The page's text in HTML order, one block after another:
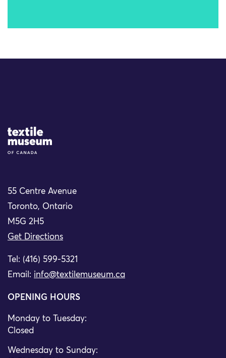
Site Logo
55 Centre Avenue
Toronto, Ontario
M5G 2H5
Get Directions
Tel: (416) 599-5321
Email: info@textilemuseum.ca
OPENING HOURS
Monday to Tuesday:
Closed
Wednesday to Sunday: